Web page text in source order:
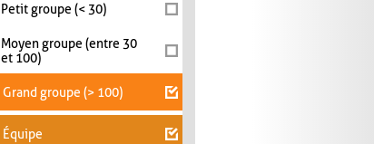
Petit groupe (< 30)
Moyen groupe (entre 30
et 100)
Grand groupe (> 100)
Équipe